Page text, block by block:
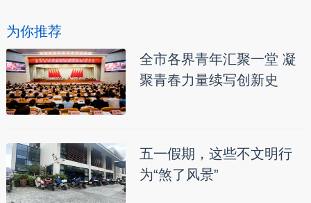
为你推荐
全市各界青年汇聚一堂 凝
聚青春力量续写创新史
五一假期，这些不文明行
为“煞了风景”